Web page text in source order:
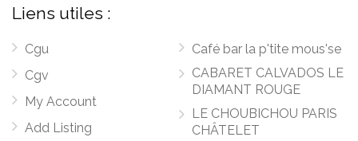
Liens utiles :
Cgu
Cgv
My Account
Add Listing
Café bar la p'tite mous'se
CABARET CALVADOS LE
DIAMANT ROUGE
LE CHOUBICHOU PARIS
CHÂTELET